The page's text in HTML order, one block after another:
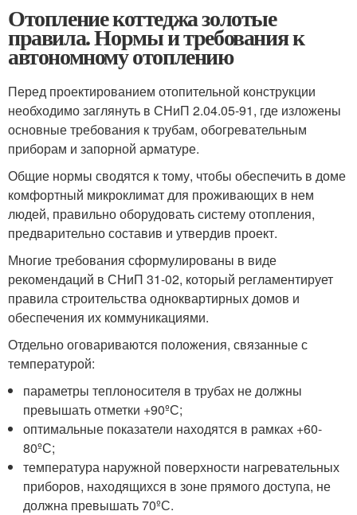
Отопление коттеджа золотые
правила. Нормы и требования к
автономному отоплению
Перед проектированием отопительной конструкции
необходимо заглянуть в СНиП 2.04.05-91, где изложены
основные требования к трубам, обогревательным
приборам и запорной арматуре.
Общие нормы сводятся к тому, чтобы обеспечить в доме
комфортный микроклимат для проживающих в нем
людей, правильно оборудовать систему отопления,
предварительно составив и утвердив проект.
Многие требования сформулированы в виде
рекомендаций в СНиП 31-02, который регламентирует
правила строительства одноквартирных домов и
обеспечения их коммуникациями.
Отдельно оговариваются положения, связанные с
температурой:
параметры теплоносителя в трубах не должны
превышать отметки +90ºС;
оптимальные показатели находятся в рамках +60-
80ºС;
температура наружной поверхности нагревательных
приборов, находящихся в зоне прямого доступа, не
должна превышать 70ºС.